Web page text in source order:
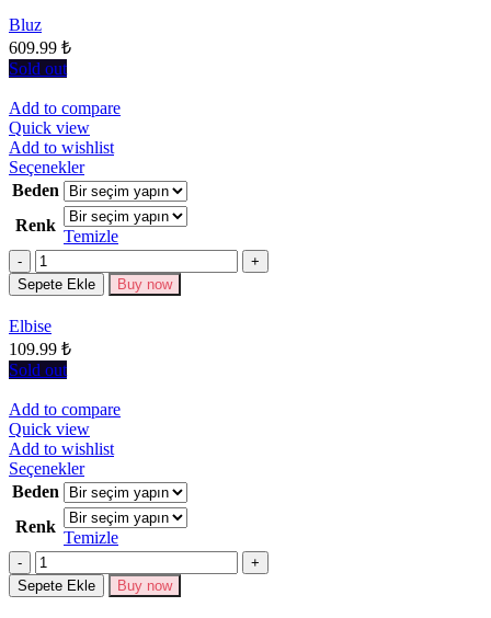
Bluz
609.99 ₺
Sold out
Add to compare
Quick view
Add to wishlist
SeçeneklerBu
ürünün
birden
fazla
varyasyonu
Seçenekler
Beden
Renk
Temizle
Miktar
Sepete Ekle Buy now
Elbise
109.99 ₺
Sold out
Add to compare
Quick view
Add to wishlist
SeçeneklerBu
ürünün
birden
fazla
varyasyonu
Seçenekler
Beden
Renk
Temizle
Miktar
Sepete Ekle Buy now